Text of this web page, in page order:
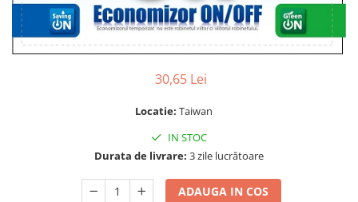
30,65 Lei
Locatie: Taiwan
IN STOC
Durata de livrare: 3 zile lucrătoare
ADAUGA IN COS